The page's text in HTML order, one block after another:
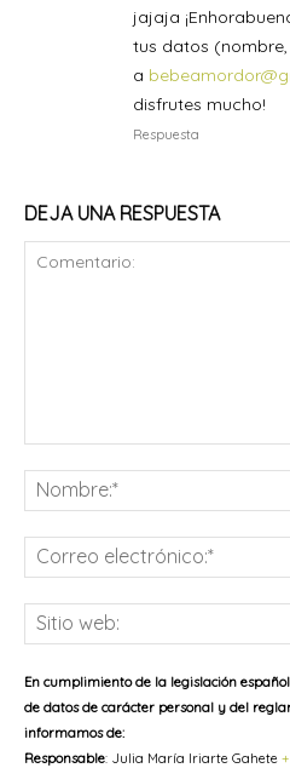
jajaja
tus datos
a
disfrutes mucho!
Respuesta
DEJA UNA RESPUESTA
En cumplimiento de la legislación
de datos de carácter personal y del
informamos de:
Responsable: Julia María Iriarte Gahete